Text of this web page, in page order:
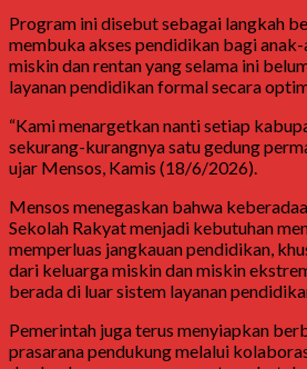
Program ini disebut sebagai langkah
membuka akses pendidikan bagi
miskin dan rentan yang selama ini
layanan pendidikan formal secara
“Kami menargetkan nanti setiap
sekurang-kurangnya satu gedung
ujar Mensos, Kamis (18/6/2026).
Mensos menegaskan bahwa
Sekolah Rakyat menjadi kebutuhan
memperluas jangkauan pendidikan,
dari keluarga miskin dan miskin
berada di luar sistem layanan
Pemerintah juga terus menyiapkan
prasarana pendukung melalui